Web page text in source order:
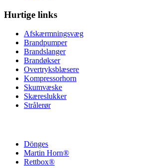
Hurtige links
Afskærmningsvæg
Brandpumper
Brandslanger
Brandøkser
Overtryksblæsere
Kompressorhorn
Skumvæske
Skæreslukker
Strålerør
Dönges
Martin Horn®
Rettbox®